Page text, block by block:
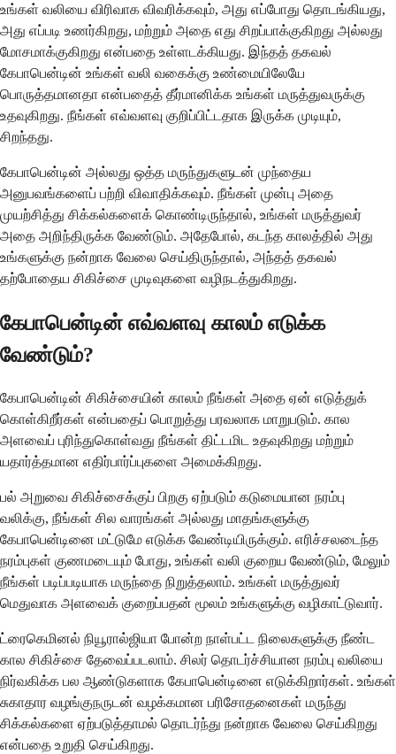
உங்கள் வலியை விரிவாக விவரிக்கவும், அது எப்போது தொடங்கியது,
அது எப்படி உணர்கிறது, மற்றும் அதை எது சிறப்பாக்குகிறது அல்லது
மோசமாக்குகிறது என்பதை உள்ளடக்கியது. இந்தத் தகவல்
கேபாபென்டின் உங்கள் வலி வகைக்கு உண்மையிலேயே
பொருத்தமானதா என்பதைத் தீர்மானிக்க உங்கள் மருத்துவருக்கு
உதவுகிறது. நீங்கள் எவ்வளவு குறிப்பிட்டதாக இருக்க முடியும்,
சிறந்தது.
கேபாபென்டின் அல்லது ஒத்த மருந்துகளுடன் முந்தைய
அனுபவங்களைப் பற்றி விவாதிக்கவும். நீங்கள் முன்பு அதை
முயற்சித்து சிக்கல்களைக் கொண்டிருந்தால், உங்கள் மருத்துவர்
அதை அறிந்திருக்க வேண்டும். அதேபோல், கடந்த காலத்தில் அது
உங்களுக்கு நன்றாக வேலை செய்திருந்தால், அந்தத் தகவல்
தற்போதைய சிகிச்சை முடிவுகளை வழிநடத்துகிறது.
கேபாபென்டின் எவ்வளவு காலம் எடுக்க
வேண்டும்?
கேபாபென்டின் சிகிச்சையின் காலம் நீங்கள் அதை ஏன் எடுத்துக்
கொள்கிறீர்கள் என்பதைப் பொறுத்து பரவலாக மாறுபடும். கால
அளவைப் புரிந்துகொள்வது நீங்கள் திட்டமிட உதவுகிறது மற்றும்
யதார்த்தமான எதிர்பார்ப்புகளை அமைக்கிறது.
பல் அறுவை சிகிச்சைக்குப் பிறகு ஏற்படும் கடுமையான நரம்பு
வலிக்கு, நீங்கள் சில வாரங்கள் அல்லது மாதங்களுக்கு
கேபாபென்டினை மட்டுமே எடுக்க வேண்டியிருக்கும். எரிச்சலடைந்த
நரம்புகள் குணமடையும் போது, உங்கள் வலி குறைய வேண்டும், மேலும்
நீங்கள் படிப்படியாக மருந்தை நிறுத்தலாம். உங்கள் மருத்துவர்
மெதுவாக அளவைக் குறைப்பதன் மூலம் உங்களுக்கு வழிகாட்டுவார்.
ட்ரைகெமினல் நியூரால்ஜியா போன்ற நாள்பட்ட நிலைகளுக்கு நீண்ட
கால சிகிச்சை தேவைப்படலாம். சிலர் தொடர்ச்சியான நரம்பு வலியை
நிர்வகிக்க பல ஆண்டுகளாக கேபாபென்டினை எடுக்கிறார்கள். உங்கள்
சுகாதார வழங்குநருடன் வழக்கமான பரிசோதனைகள் மருந்து
சிக்கல்களை ஏற்படுத்தாமல் தொடர்ந்து நன்றாக வேலை செய்கிறது
என்பதை உறுதி செய்கிறது.